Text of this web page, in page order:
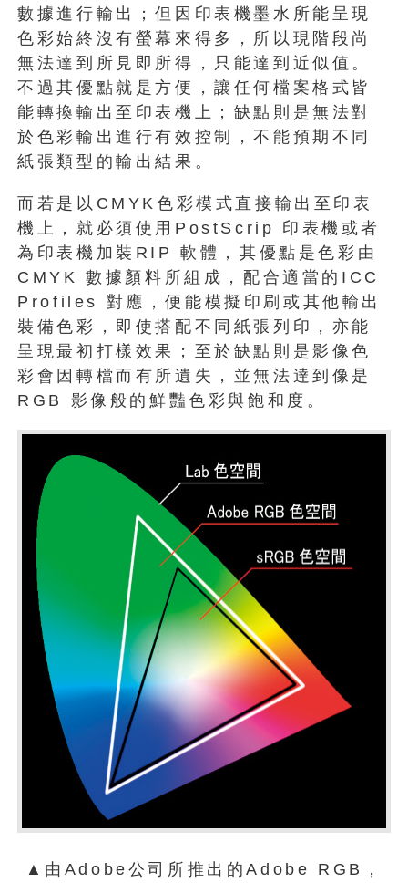
數據進行輸出；但因印表機墨水所能呈現
色彩始終沒有螢幕來得多，所以現階段尚
無法達到所見即所得，只能達到近似值。
不過其優點就是方便，讓任何檔案格式皆
能轉換輸出至印表機上；缺點則是無法對
於色彩輸出進行有效控制，不能預期不同
紙張類型的輸出結果。
而若是以CMYK色彩模式直接輸出至印表
機上，就必須使用PostScrip 印表機或者
為印表機加裝RIP 軟體，其優點是色彩由
CMYK 數據顏料所組成，配合適當的ICC
Profiles 對應，便能模擬印刷或其他輸出
裝備色彩，即使搭配不同紙張列印，亦能
呈現最初打樣效果；至於缺點則是影像色
彩會因轉檔而有所遺失，並無法達到像是
RGB 影像般的鮮豔色彩與飽和度。
▲由Adobe公司所推出的Adobe RGB，